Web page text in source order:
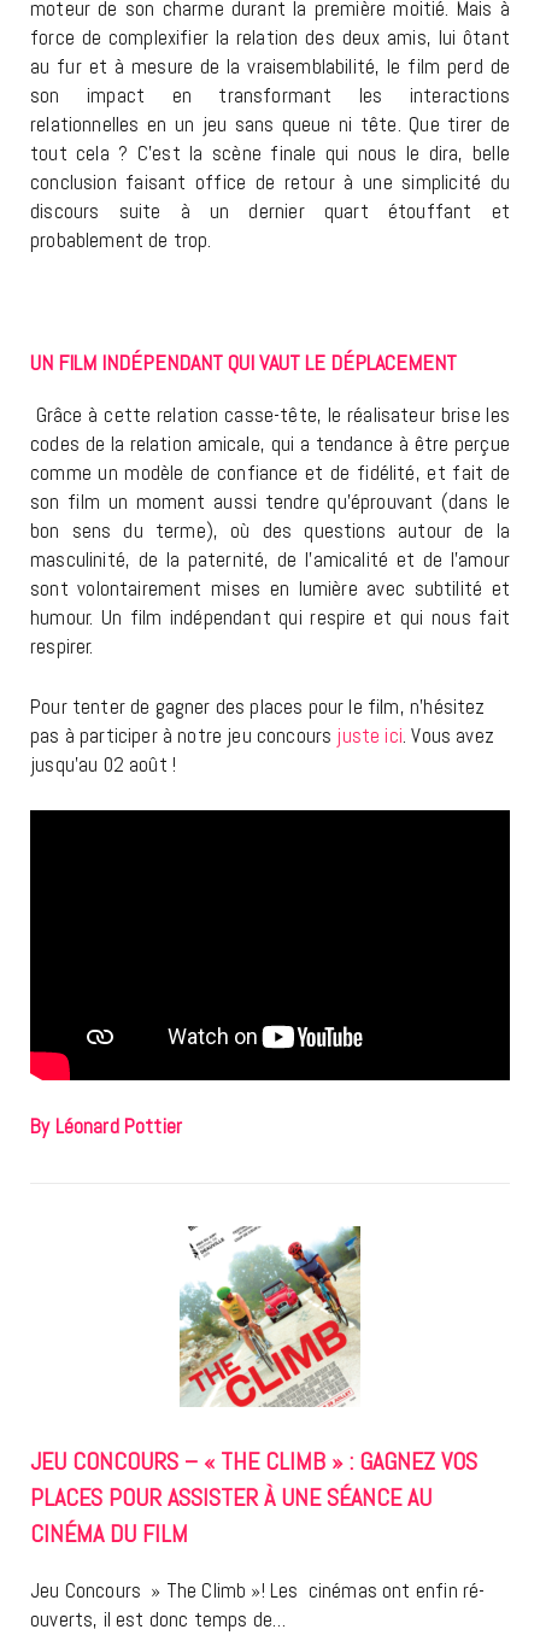
moteur de son charme durant la première moitié. Mais à
force de complexifier la relation des deux amis, lui ôtant
au fur et à mesure de la vraisemblabilité, le film perd de
son impact en transformant les interactions
relationnelles en un jeu sans queue ni tête. Que tirer de
tout cela ? C’est la scène finale qui nous le dira, belle
conclusion faisant office de retour à une simplicité du
discours suite à un dernier quart étouffant et
probablement de trop.
UN FILM INDÉPENDANT QUI VAUT LE DÉPLACEMENT
Grâce à cette relation casse-tête, le réalisateur brise les
codes de la relation amicale, qui a tendance à être perçue
comme un modèle de confiance et de fidélité, et fait de
son film un moment aussi tendre qu’éprouvant (dans le
bon sens du terme), où des questions autour de la
masculinité, de la paternité, de l’amicalité et de l’amour
sont volontairement mises en lumière avec subtilité et
humour. Un film indépendant qui respire et qui nous fait
respirer.
Pour tenter de gagner des places pour le film, n’hésitez
pas à participer à notre jeu concours juste ici. Vous avez
jusqu’au 02 août !
By Léonard Pottier
JEU CONCOURS – « THE CLIMB » : GAGNEZ VOS
PLACES POUR ASSISTER À UNE SÉANCE AU
CINÉMA DU FILM
Jeu Concours » The Climb »! Les cinémas ont enfin ré-
ouverts, il est donc temps de…